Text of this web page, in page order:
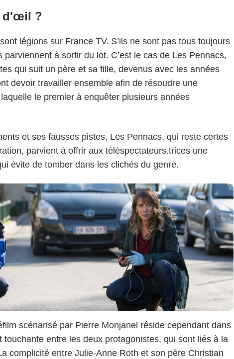
d'œil ?
légions sur France TV. S’ils ne sont pas tous toujours
parviennent à sortir du lot. C’est le cas de Les Pennacs,
qui suit un père et sa fille, devenus avec les années
devoir travailler ensemble afin de résoudre une
le premier à enquêter plusieurs années
et ses fausses pistes, Les Pennacs, qui reste certes
parvient à offrir aux téléspectateurs.trices une
évite de tomber dans les clichés du genre.
scénarisé par Pierre Monjanel réside cependant dans
touchante entre les deux protagonistes, qui sont liés à la
complicité entre Julie-Anne Roth et son père Christian